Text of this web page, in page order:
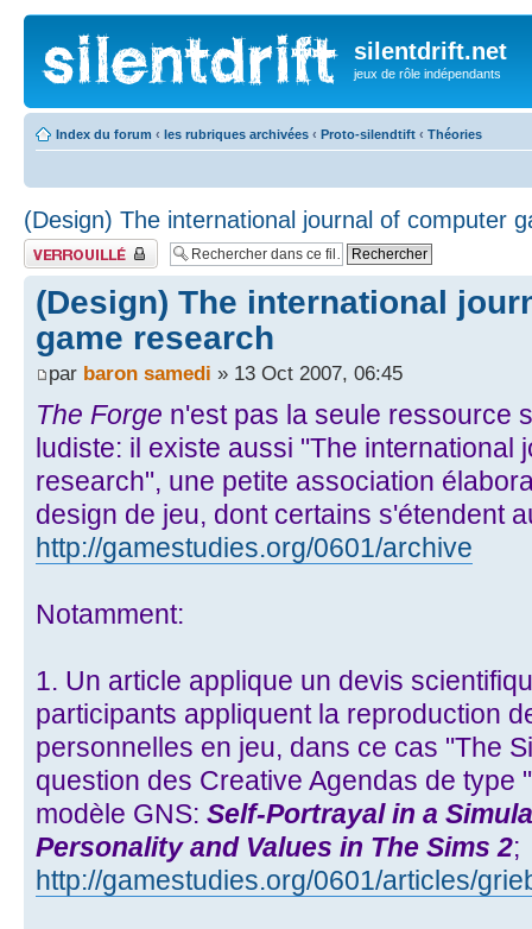
silentdrift.net
jeux de rôle indépendants
Index du forum ‹ les rubriques archivées ‹ Proto-silendtift ‹ Théories
(Design) The international journal of computer
Fil verrouillé
(Design) The international
game research
par baron samedi » 13 Oct 2007, 06:45
The Forge n'est pas la seule ressource
ludiste: il existe aussi "The international
research", une petite association
design de jeu, dont certains s'étendent
http://gamestudies.org/0601/archive
Notamment:
1. Un article applique un devis
participants appliquent la reproduction
personnelles en jeu, dans ce cas "The
question des Creative Agendas de type
modèle GNS: Self-Portrayal in a
Personality and Values in The Sims 2;
http://gamestudies.org/0601/articles/